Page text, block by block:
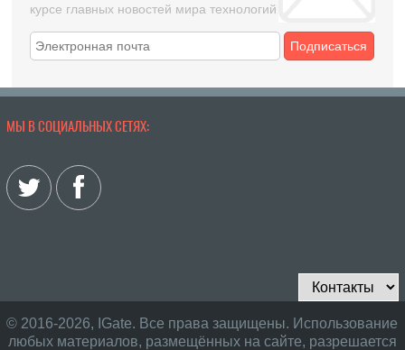
курсе главных новостей мира технологий
Подписаться
МЫ В СОЦИАЛЬНЫХ СЕТЯХ:
© 2016-2026, IGate. Все права защищены. Использование
любых материалов, размещённых на сайте, разрешается